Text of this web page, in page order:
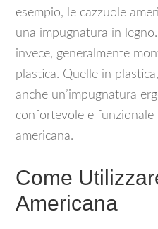
esempio, le cazzuole
una impugnatura in
invece, generalmente
plastica. Quelle in
anche un’impugnatura
confortevole e funzionale
americana.
Come
Americana